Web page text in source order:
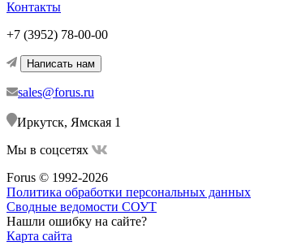
Контакты
+7 (3952) 78-00-00
Написать нам
sales@forus.ru
Иркутск, Ямская 1
Мы в соцсетях
Forus © 1992-2026
Политика обработки персональных данных
Сводные ведомости СОУТ
Нашли ошибку на сайте?
Карта сайта